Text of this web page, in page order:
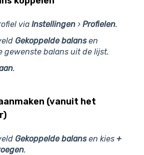
via Instellingen › Profielen.
Gekoppelde balansen
gewenste balans uit de lijst.
.
(vanuit het
Gekoppelde balansen kies +
.